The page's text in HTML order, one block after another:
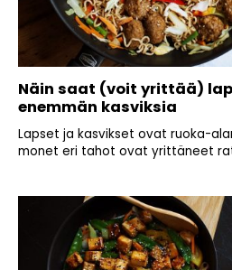
Näin saat (voit yrittää)
enemmän kasviksia
Lapset ja kasvikset ovat ruoka-
monet eri tahot ovat yrittäneet